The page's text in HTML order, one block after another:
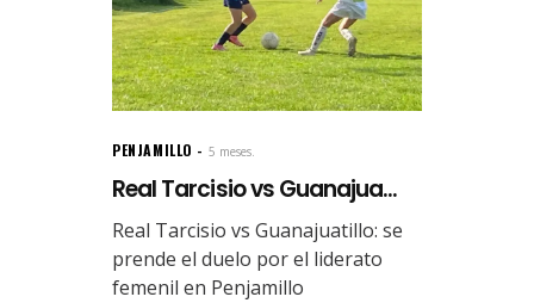
PENJAMILLO 5 meses.
Real Tarcisio vs Guanajua...
Real Tarcisio vs Guanajuatillo: se
prende el duelo por el liderato
femenil en Penjamillo